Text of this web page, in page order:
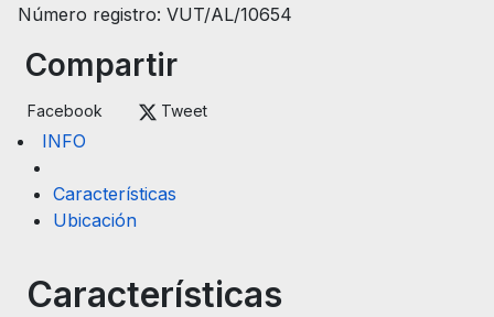
Número registro: VUT/AL/10654
Compartir
Facebook Tweet
INFO
Características
Ubicación
Características